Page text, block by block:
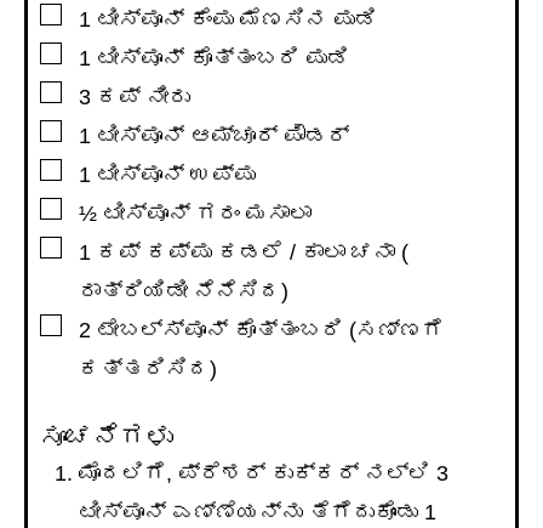
▢1 ಟೀಸ್ಪೂನ್ ಕೆಂಪು ಮೆಣಸಿನ ಪುಡಿ
▢1 ಟೀಸ್ಪೂನ್ ಕೊತ್ತಂಬರಿ ಪುಡಿ
▢3 ಕಪ್ ನೀರು
▢1 ಟೀಸ್ಪೂನ್ ಆಮ್ಚೂರ್ ಪೌಡರ್
▢1 ಟೀಸ್ಪೂನ್ ಉಪ್ಪು
▢½ ಟೀಸ್ಪೂನ್ ಗರಂ ಮಸಾಲಾ
▢1 ಕಪ್ ಕಪ್ಪು ಕಡಲೆ / ಕಾಲಾ ಚನಾ (
ರಾತ್ರಿಯಿಡೀ ನೆನೆಸಿದ)
▢2 ಟೇಬಲ್ಸ್ಪೂನ್ ಕೊತ್ತಂಬರಿ (ಸಣ್ಣಗೆ
ಕತ್ತರಿಸಿದ)
ಸೂಚನೆಗಳು
ಮೊದಲಿಗೆ, ಪ್ರೆಶರ್ ಕುಕ್ಕರ್ ನಲ್ಲಿ 3
ಟೀಸ್ಪೂನ್ ಎಣ್ಣೆಯನ್ನು ತೆಗೆದುಕೊಂಡು 1